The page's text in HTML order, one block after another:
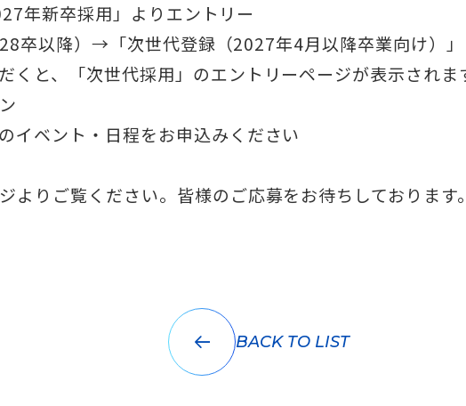
年新卒採用」よりエントリー
卒以降）→「次世代登録（2027年4月以降卒業向け）
くと、「次世代採用」のエントリーページが表示されま
イベント・日程をお申込みください
よりご覧ください。皆様のご応募をお待ちしております
BACK TO LIST